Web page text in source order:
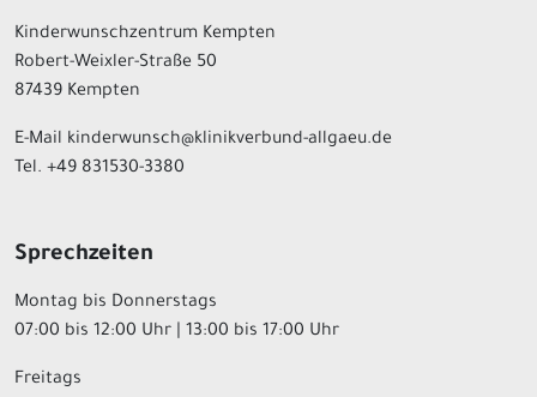
Kinderwunschzentrum Kempten
Robert-Weixler-Straße 50
87439 Kempten
E-Mail kinderwunsch@klinikverbund-allgaeu.de
Tel. +49 831530-3380
Sprechzeiten
Montag bis Donnerstags
07:00 bis 12:00 Uhr | 13:00 bis 17:00 Uhr
Freitags